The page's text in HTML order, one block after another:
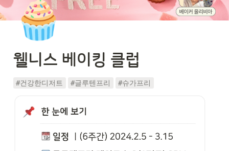
🧁
웰니스 베이킹 클럽
#건강한디저트 #글루텐프리 #슈가프리